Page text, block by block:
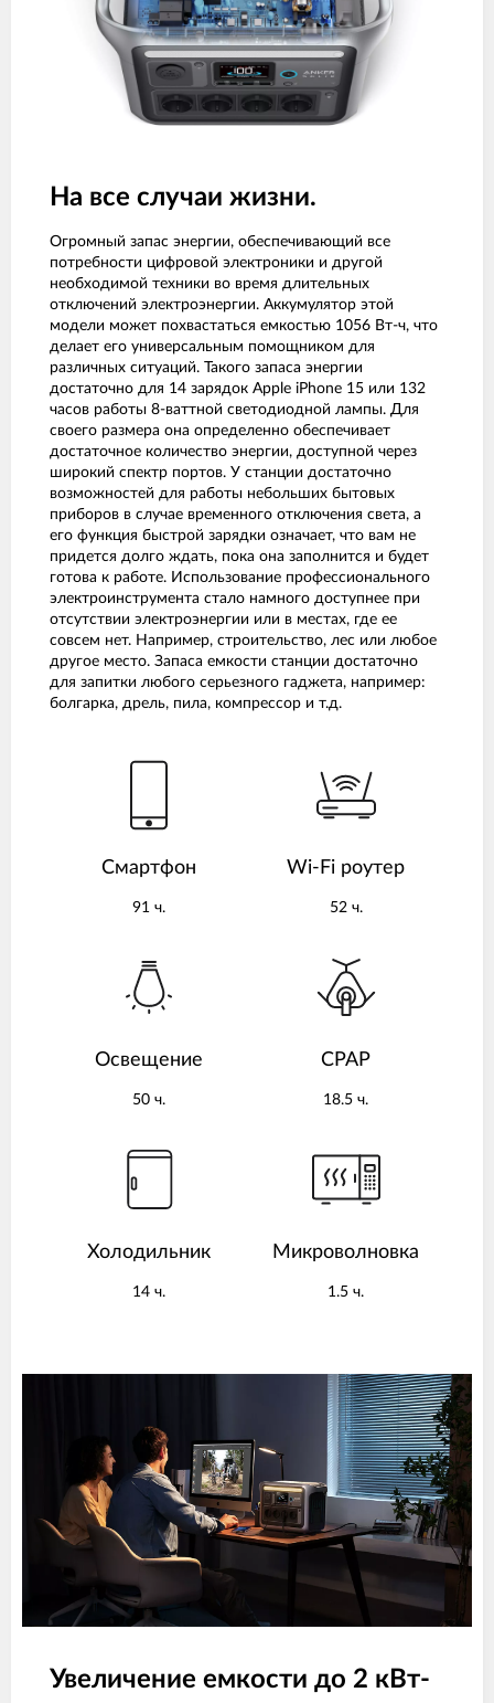
На все случаи жизни.
Огромный запас энергии, обеспечивающий все
потребности цифровой электроники и другой
необходимой техники во время длительных
отключений электроэнергии. Аккумулятор этой
модели может похвастаться емкостью 1056 Вт-ч, что
делает его универсальным помощником для
различных ситуаций. Такого запаса энергии
достаточно для 14 зарядок Apple iPhone 15 или 132
часов работы 8-ваттной светодиодной лампы. Для
своего размера она определенно обеспечивает
достаточное количество энергии, доступной через
широкий спектр портов. У станции достаточно
возможностей для работы небольших бытовых
приборов в случае временного отключения света, а
его функция быстрой зарядки означает, что вам не
придется долго ждать, пока она заполнится и будет
готова к работе. Использование профессионального
электроинструмента стало намного доступнее при
отсутствии электроэнергии или в местах, где ее
совсем нет. Например, строительство, лес или любое
другое место. Запаса емкости станции достаточно
для запитки любого серьезного гаджета, например:
болгарка, дрель, пила, компрессор и т.д.
Смартфон
91 ч.
Wi-Fi роутер
52 ч.
Освещение
50 ч.
CPAP
18.5 ч.
Холодильник
14 ч.
Микроволновка
1.5 ч.
Увеличение емкости до 2 кВт-